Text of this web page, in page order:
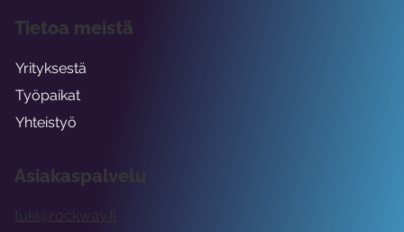
Asiakaspalvelu
tuki@rockway.fi
Tietoa meistä
Yrityksestä
Työpaikat
Yhteistyö